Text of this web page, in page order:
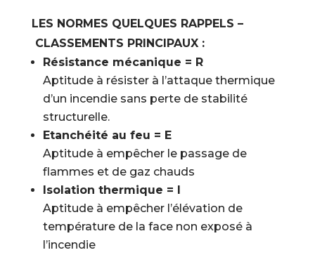
LES NORMES QUELQUES RAPPELS –
CLASSEMENTS PRINCIPAUX :
Résistance mécanique = R
Aptitude à résister à l’attaque thermique
d’un incendie sans perte de stabilité
structurelle.
Etanchéité au feu = E
Aptitude à empêcher le passage de
flammes et de gaz chauds
Isolation thermique = I
Aptitude à empêcher l’élévation de
température de la face non exposé à
l’incendie